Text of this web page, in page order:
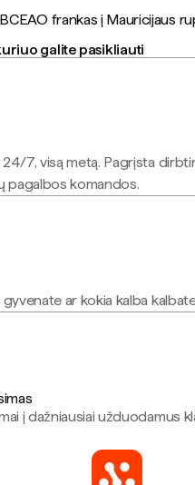
frankas į Mauricijaus
galite pasikliauti
7, visą metą. Pagrįsta
pagalbos komandos.
ar kokia kalba
į dažniausiai užduodamus